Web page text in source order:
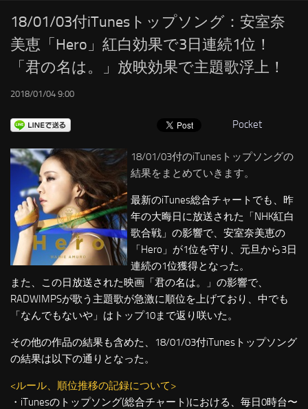
RSS
LINKS
18/01/03付iTunesトップソング：安室奈
美恵「Hero」紅白効果で3日連続1位！
「君の名は。」放映効果で主題歌浮上！
2018/01/04 9:00
Pocket
18/01/03付のiTunesトップソングの
結果をまとめていきます。
最新のiTunes総合チャートでも、昨
年の大晦日に放送された「NHK紅白
歌合戦」の影響で、安室奈美恵の
「Hero」が1位を守り、元旦から3日
連続の1位獲得となった。
また、この日放送された映画「君の名は。」の影響で、
RADWIMPSが歌う主題歌が急激に順位を上げており、中でも
「なんでもないや」はトップ10まで返り咲いた。
その他の作品の結果も含めた、18/01/03付iTunesトップソング
の結果は以下の通りとなった。
<ルール、順位推移の記録について>
・iTunesのトップソング(総合チャート)における、毎日0時台〜